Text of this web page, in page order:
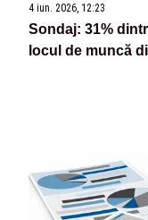
4 iun. 2026, 12:23
Sondaj: 31%
locul de muncă